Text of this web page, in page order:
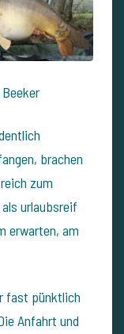
brachen
zum
urlaubsreif
erwarten, am
fast pünktlich
Anfahrt und